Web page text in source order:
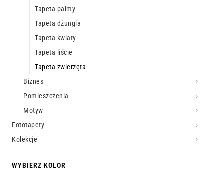
Tapeta palmy
Tapeta dżungla
Tapeta kwiaty
Tapeta liście
Tapeta zwierzęta
Biznes
Pomieszczenia
Motyw
Fototapety
Kolekcje
WYBIERZ KOLOR